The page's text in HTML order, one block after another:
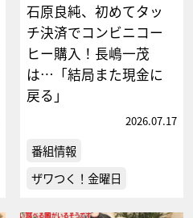
石原良純、初めてタッ
チ決済でコンビニコー
ヒー購入！長嶋一茂
は…「結局また現金に
戻る」
2026.07.17
番組情報
ザワつく！金曜日